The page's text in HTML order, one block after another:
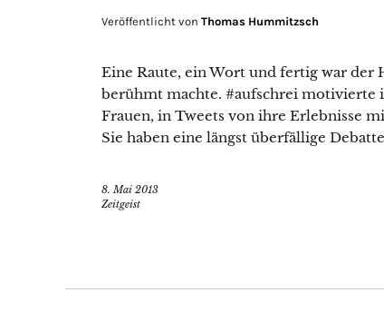
Veröffentlicht von Thomas Hummitzsch
Eine Raute, ein Wort und fertig war der
berühmt machte. #aufschrei motivierte
Frauen, in Tweets von ihre Erlebnisse
Sie haben eine längst überfällige
8. Mai 2013
Zeitgeist